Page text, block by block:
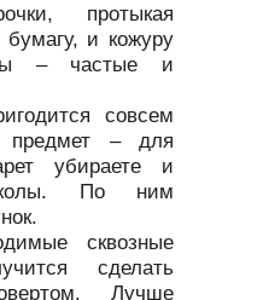
протыкая
и кожуру
– частые и
совсем
предмет – для
убираете и
По ним
сквозные
сделать
Лучше